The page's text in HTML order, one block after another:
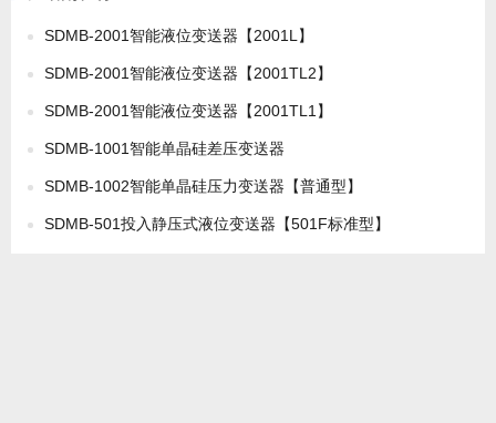
SDMB-2001智能液位变送器【2001L】
SDMB-2001智能液位变送器【2001TL2】
SDMB-2001智能液位变送器【2001TL1】
SDMB-1001智能单晶硅差压变送器
SDMB-1002智能单晶硅压力变送器【普通型】
SDMB-501投入静压式液位变送器【501F标准型】